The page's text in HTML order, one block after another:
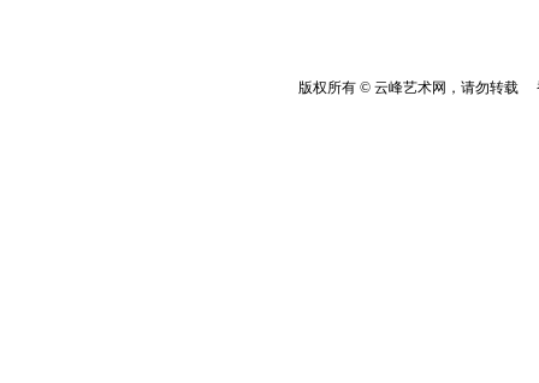
版权所有 © 云峰艺术网，请勿转载